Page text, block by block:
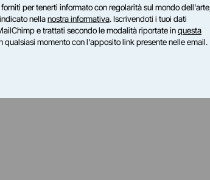
per tenerti informato con regolarità sul mondo dell'arte,
nellanostra informativa. Iscrivendoti i tuoi dati
e trattati secondo le modalità riportate inquesta
qualsiasi momento con l'apposito link presente nelle email.